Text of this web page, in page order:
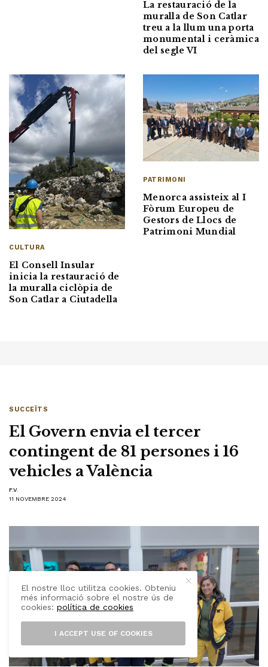
La restauració de la
muralla de Son Catlar
treu a la llum una porta
monumental i ceràmica
del segle VI
CULTURA
El Consell Insular
inicia la restauració de
la muralla ciclòpia de
Son Catlar a Ciutadella
PATRIMONI
Menorca assisteix al I
Fòrum Europeu de
Gestors de Llocs de
Patrimoni Mundial
SUCCEÏTS
El Govern envia el tercer
contingent de 81 persones i 16
vehicles a València
F.V.
11 NOVEMBRE 2024
El nostre lloc utilitza cookies. Obteniu
més informació sobre el nostre ús de
cookies:política de cookies
I ACCEPT USE OF COOKIES